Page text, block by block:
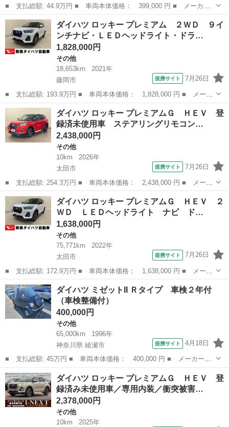
■ 支払総額: 44.9万円 ■ 車両本体価格： 399,000 円 ■ メーカー
名： ダイハツ ■ 車種名： アトレー ■ グレード名： ＣＬ ■
排気量： 660cc ■ ドア枚数： 5D ■ ミッション： AT ■ ...
群馬 伊勢崎市 その他
ダイハツ ロッキー プレミアム ２ＷＤ ９イ
ンチナビ・ＬＥＤヘッドライト・ドラ…
1,828,000円
その他
18,653km
2021年
藤岡市
提携サイト 7月26日
■ 支払総額: 193.9万円 ■ 車両本体価格： 1,828,000 円 ■ メーカ
ー名： ダイハツ ■ 車種名： ロッキー ■ グレード名： プレミ
アム ２ＷＤ ９インチナビ・ＬＥＤヘッドライト・ドラレコ・バッ
クカメラ...
群馬 藤岡市 その他
ダイハツ ロッキー プレミアムＧ ＨＥＶ 登
録済未使用車 ステアリングリモコン…
2,438,000円
その他
10km
2026年
太田市
提携サイト 7月26日
■ 支払総額: 254.3万円 ■ 車両本体価格： 2,438,000 円 ■ メーカ
ー名： ダイハツ ■ 車種名： ロッキー ■ グレード名： プレミ
アムＧ ＨＥＶ 登録済未使用車 ステアリングリモコン クルーズ
コントロ...
群馬 太田市 その他
ダイハツ ロッキー プレミアムＧ ＨＥＶ ２
ＷＤ ＬＥＤヘッドライト ナビ ド…
1,638,000円
その他
75,771km
2022年
太田市
提携サイト 7月26日
■ 支払総額: 172.9万円 ■ 車両本体価格： 1,638,000 円 ■ メーカ
ー名： ダイハツ ■ 車種名： ロッキー ■ グレード名： プレミ
アムＧ ＨＥＶ ２ＷＤ ＬＥＤヘッドライト ナビ ドライブレコ
ーダー ...
群馬 太田市 その他
ダイハツ ミゼットII Ｒタイプ 車検２年付
（車検整備付）
400,000円
その他
65,000km
1996年
神奈川県 綾瀬市
提携サイト 4月18日
■ 支払総額: 45万円 ■ 車両本体価格： 400,000 円 ■ メーカー
名： ダイハツ ■ 車種名： ミゼットII ■ グレード名： Ｒタイ
プ 車検２年付 ■ 排気量： 660cc ■ ドア枚数： 2D ■ ミッシ
ョ...
神奈川 綾瀬市 その他
ダイハツ ロッキー プレミアムＧ ＨＥＶ 登
録済み未使用車／専用内装／衝突被害…
2,378,000円
その他
10km
2025年